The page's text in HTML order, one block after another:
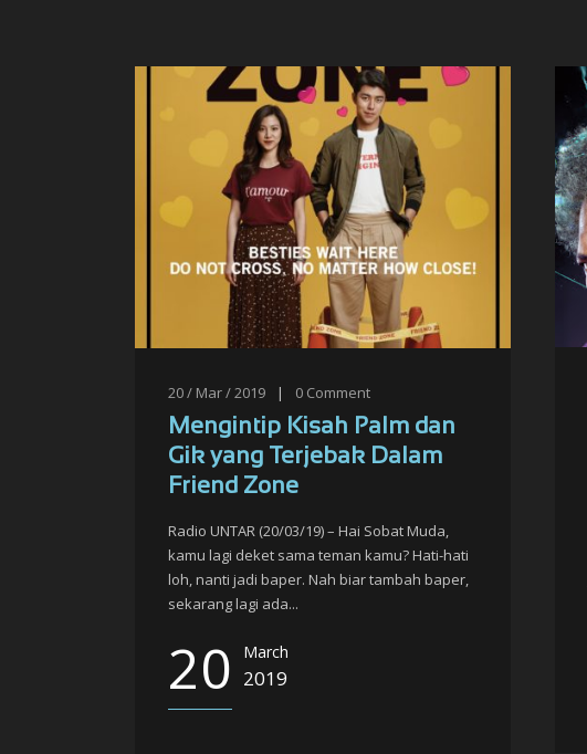
20 / Mar / 2019 | 0 Comment
Mengintip Kisah Palm dan
Gik yang Terjebak Dalam
Friend Zone
Radio UNTAR (20/03/19) – Hai Sobat Muda,
kamu lagi deket sama teman kamu? Hati-hati
loh, nanti jadi baper. Nah biar tambah baper,
sekarang lagi ada...
20 March
2019